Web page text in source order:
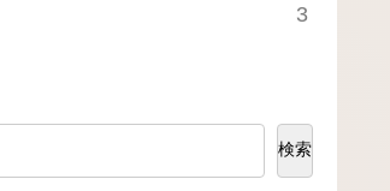
3
検索